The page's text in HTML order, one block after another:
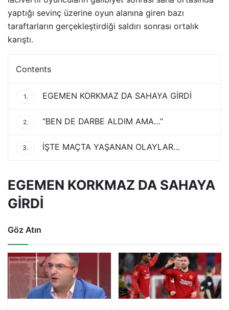
yaptığı sevinç üzerine oyun alanına giren bazı
taraftarların gerçekleştirdiği saldırı sonrası ortalık
karıştı.
Contents
1. EGEMEN KORKMAZ DA SAHAYA GİRDİ
2. “BEN DE DARBE ALDIM AMA…”
3. İŞTE MAÇTA YAŞANAN OLAYLAR…
EGEMEN KORKMAZ DA SAHAYA
GİRDİ
Göz Atın